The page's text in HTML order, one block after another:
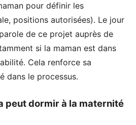
pour définir les
positions autorisées). Le jour
de ce projet auprès de
si la maman est dans
Cela renforce sa
dans le processus.
peut dormir à la maternité